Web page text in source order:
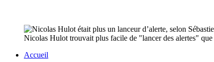
Nicolas Hulot trouvait plus facile de "lancer des alertes"
Accueil